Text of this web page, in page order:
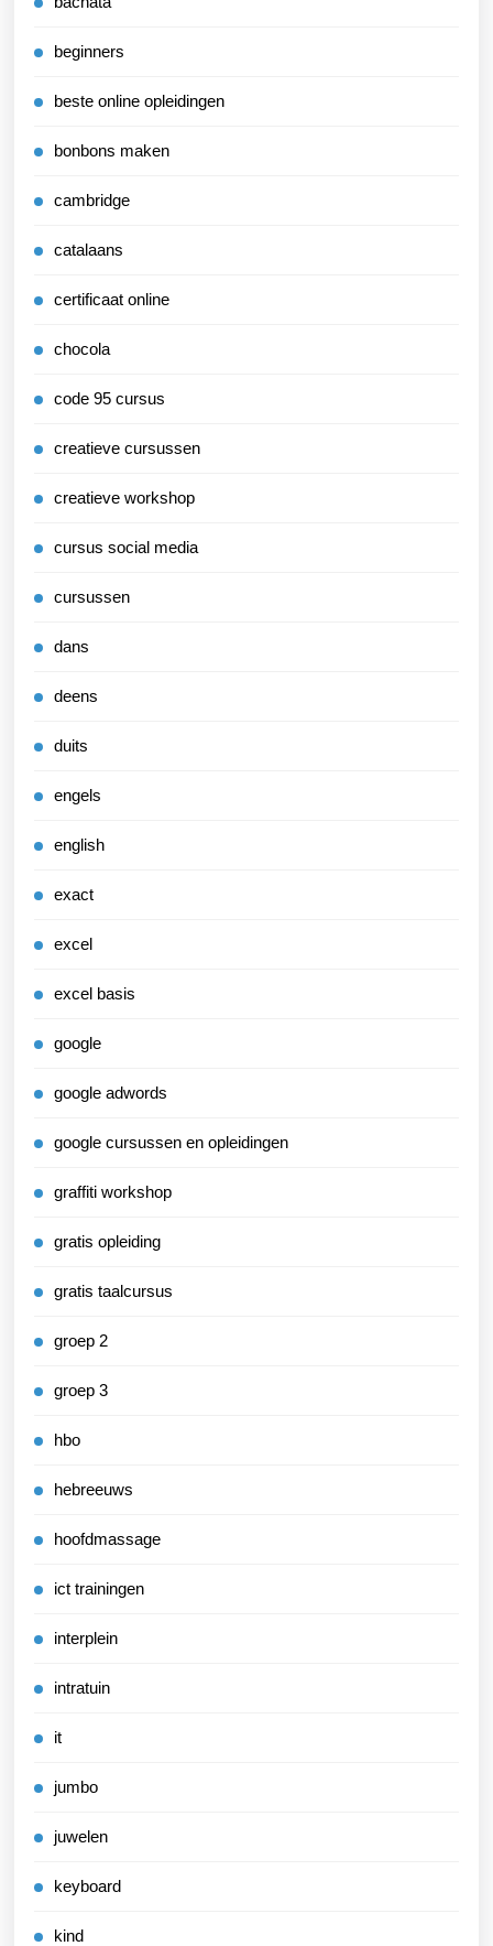
beginners
beste online opleidingen
bonbons maken
cambridge
catalaans
certificaat online
chocola
code 95 cursus
creatieve cursussen
creatieve workshop
cursus social media
cursussen
dans
deens
duits
engels
english
exact
excel
excel basis
google
google adwords
google cursussen en opleidingen
graffiti workshop
gratis opleiding
gratis taalcursus
groep 2
groep 3
hbo
hebreeuws
hoofdmassage
ict trainingen
interplein
intratuin
it
jumbo
juwelen
keyboard
kind